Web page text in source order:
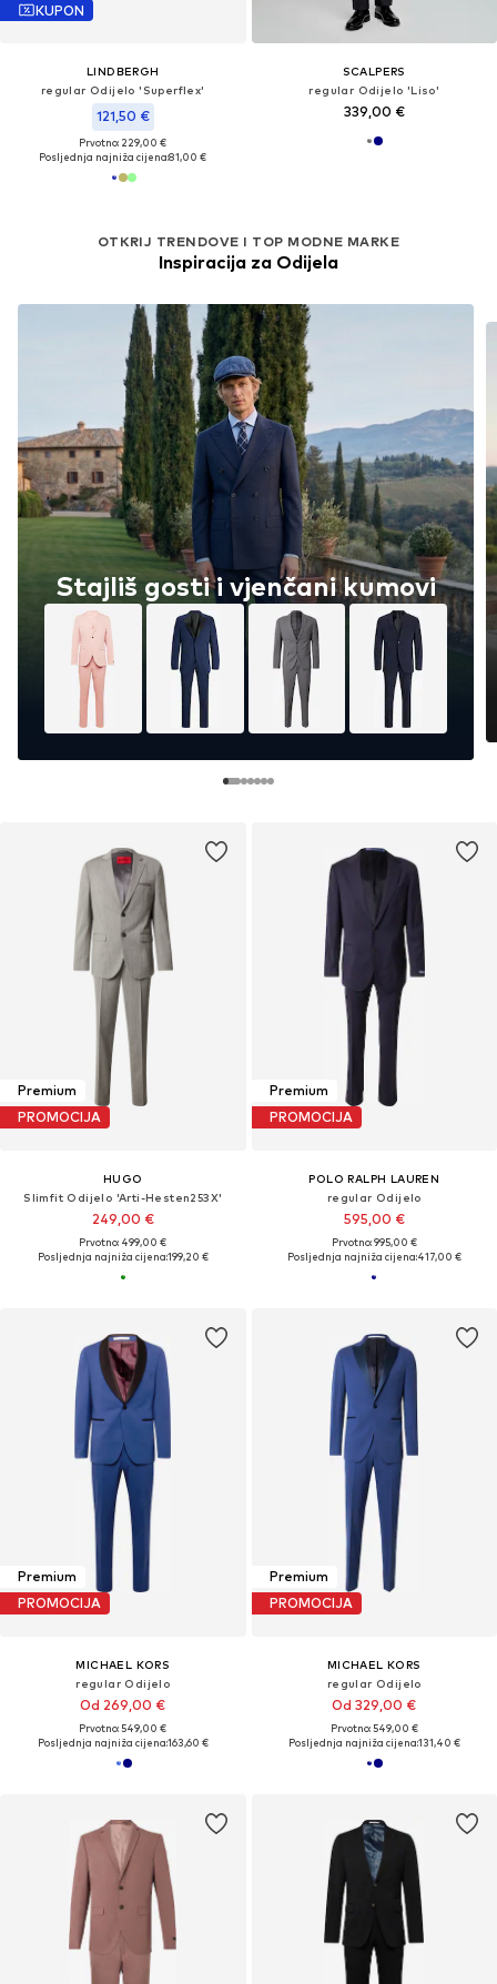
KUPON
LINDBERGH
regular Odijelo 'Superflex'
121,50 €
Prvotno: 229,00 €
Posljednja najniža cijena:81,00 €
SCALPERS
regular Odijelo 'Liso'
339,00 €
OTKRIJ TRENDOVE I TOP MODNE MARKE
Inspiracija za Odijela
Stajliš gosti i vjenčani kumovi
Premium
PROMOCIJA
HUGO
Slimfit Odijelo 'Arti-Hesten253X'
249,00 €
Prvotno: 499,00 €
Posljednja najniža cijena:199,20 €
Premium
PROMOCIJA
POLO RALPH LAUREN
regular Odijelo
595,00 €
Prvotno: 995,00 €
Posljednja najniža cijena:417,00 €
Premium
PROMOCIJA
MICHAEL KORS
regular Odijelo
Od 269,00 €
Prvotno: 549,00 €
Posljednja najniža cijena:163,60 €
Premium
PROMOCIJA
MICHAEL KORS
regular Odijelo
Od 329,00 €
Prvotno: 549,00 €
Posljednja najniža cijena:131,40 €